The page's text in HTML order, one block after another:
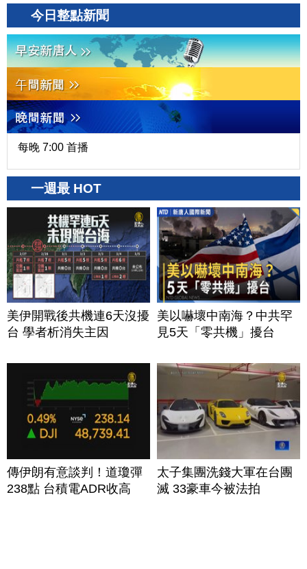
今日整點新聞
每晚 7:00 首播
一週最 HOT
美伊開戰後共機連6天沒擾
台 學者析消失主因
美以嚇壞中南海？中共罕
見5天「零共機」擾台
傳伊朗有意談判！道瓊彈
238點 台積電ADR收高
太子集團洗錢大軍在台團
滅 33豪車今被法拍